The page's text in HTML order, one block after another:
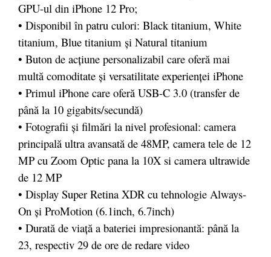
GPU-ul din iPhone 12 Pro;
• Disponibil în patru culori: Black titanium, White
titanium, Blue titanium și Natural titanium
• Buton de acțiune personalizabil care oferă mai
multă comoditate și versatilitate experienței iPhone
• Primul iPhone care oferă USB-C 3.0 (transfer de
până la 10 gigabits/secundă)
• Fotografii și filmări la nivel profesional: camera
principală ultra avansată de 48MP, camera tele de 12
MP cu Zoom Optic pana la 10X si camera ultrawide
de 12 MP
• Display Super Retina XDR cu tehnologie Always-
On și ProMotion (6.1inch, 6.7inch)
• Durată de viață a bateriei impresionantă: până la
23, respectiv 29 de ore de redare video